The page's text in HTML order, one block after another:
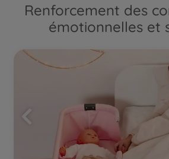
Renforcement des
émotionnelles et